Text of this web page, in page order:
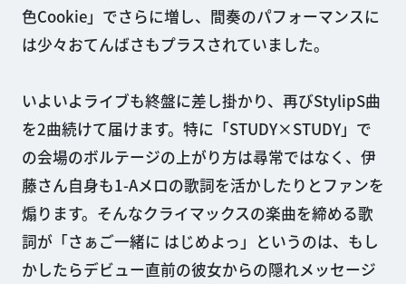
色Cookie」でさらに増し、間奏のパフォーマンスに
は少々おてんばさもプラスされていました。
いよいよライブも終盤に差し掛かり、再びStylipS曲
を2曲続けて届けます。特に「STUDY×STUDY」で
の会場のボルテージの上がり方は尋常ではなく、伊
藤さん自身も1-Aメロの歌詞を活かしたりとファンを
煽ります。そんなクライマックスの楽曲を締める歌
詞が「さぁご一緒に はじめよっ」というのは、もし
かしたらデビュー直前の彼女からの隠れメッセージ